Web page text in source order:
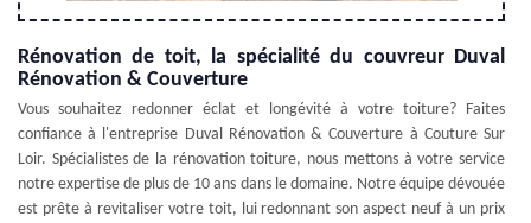
Rénovation de toit, la spécialité du couvreur Duval
Rénovation & Couverture
Vous souhaitez redonner éclat et longévité à votre toiture? Faites
confiance à l'entreprise Duval Rénovation & Couverture à Couture Sur
Loir. Spécialistes de la rénovation toiture, nous mettons à votre service
notre expertise de plus de 10 ans dans le domaine. Notre équipe dévouée
est prête à revitaliser votre toit, lui redonnant son aspect neuf à un prix